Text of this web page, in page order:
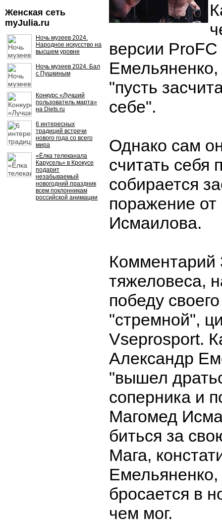
Женская сеть
myJulia.ru
Ночь музеев 2024.
Народное искусство на
высшем уровне
Ночь музеев 2024. Бал
с Пушкиным
Конкурс «Лучший
пользователь марта»
на Diets.ru
6 интересных
традиций встречи
нового года со всего
мира
«Ёлка телеканала
Карусель» в Крокусе
подарит
незабываемый
новогодний праздник
всем поклонникам
российской анимации
версии
Емельяненко,
"пусть
себе".
Однако сам
считать себя
собирается
поражение
Исмаилова.
Комментарий
тяжеловеса,
победу
"стремной",
Vseprosport.
Александр
"вышел
соперника и
Магомед
биться за
Мага,
Емельяненко,
бросается в
чем мог.